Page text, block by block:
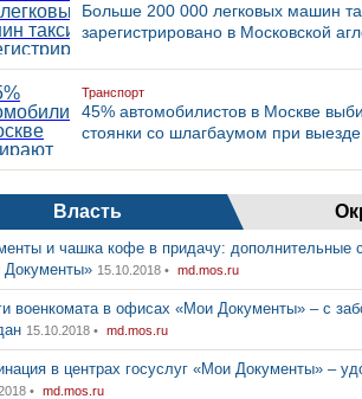
Больше 200 000 легковых машин
зарегистрировано в Московской
Транспорт
45% автомобилистов в Москве
стоянки со шлагбаумом при выезде
Власть
и чашка кофе в придачу: дополнительные
15.10.2018 • md.mos.ru
военкомата в офисах «Мои Документы» – с
15.10.2018 • md.mos.ru
в центрах госуслуг «Мои Документы» –
• md.mos.ru